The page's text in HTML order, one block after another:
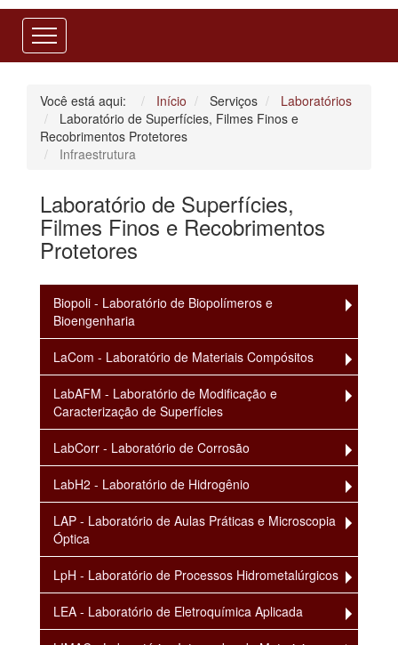
Você está aqui: Início Serviços
Laboratórios
Laboratório de Superfícies, Filmes Finos e
Recobrimentos Protetores
Infraestrutura
Laboratório de Superfícies,
Filmes Finos e Recobrimentos
Protetores
Biopoli - Laboratório de Biopolímeros e
Bioengenharia
LaCom - Laboratório de Materiais Compósitos
LabAFM - Laboratório de Modificação e
Caracterização de Superfícies
LabCorr - Laboratório de Corrosão
LabH2 - Laboratório de Hidrogênio
LAP - Laboratório de Aulas Práticas e Microscopia
Óptica
LpH - Laboratório de Processos Hidrometalúrgicos
LEA - Laboratório de Eletroquímica Aplicada